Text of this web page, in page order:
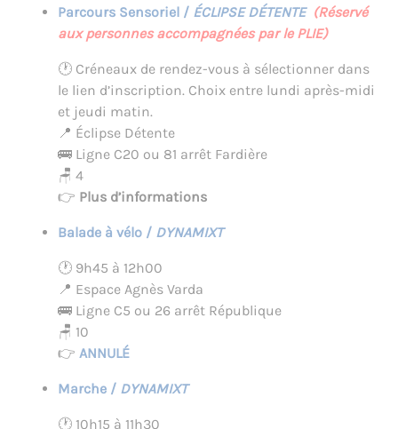
Parcours Sensoriel / ÉCLIPSE DÉTENTE (Réservé
aux personnes accompagnées par le PLIE)
🕐 Créneaux de rendez-vous à sélectionner dans
le lien d’inscription. Choix entre lundi après-midi
et jeudi matin.
📍 Éclipse Détente
🚌 Ligne C20 ou 81 arrêt Fardière
🪑 4
👉 Plus d’informations
Balade à vélo / DYNAMIXT
🕐 9h45 à 12h00
📍 Espace Agnès Varda
🚌 Ligne C5 ou 26 arrêt République
🪑 10
👉 ANNULÉ
Marche / DYNAMIXT
🕐 10h15 à 11h30